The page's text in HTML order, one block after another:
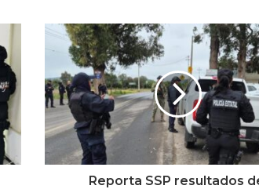
Reporta SSP resultados